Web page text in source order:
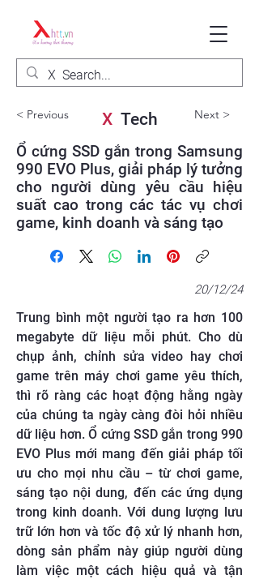
< Previous X Tech Next >
Ổ cứng SSD gắn trong Samsung
990 EVO Plus, giải pháp lý tưởng
cho người dùng yêu cầu hiệu
suất cao trong các tác vụ chơi
game, kinh doanh và sáng tạo
20/12/24
Trung bình một người tạo ra hơn 100
megabyte dữ liệu mỗi phút. Cho dù
chụp ảnh, chỉnh sửa video hay chơi
game trên máy chơi game yêu thích,
thì rõ ràng các hoạt động hằng ngày
của chúng ta ngày càng đòi hỏi nhiều
dữ liệu hơn. Ổ cứng SSD gắn trong 990
EVO Plus mới mang đến giải pháp tối
ưu cho mọi nhu cầu – từ chơi game,
sáng tạo nội dung, đến các ứng dụng
trong kinh doanh. Với dung lượng lưu
trữ lớn hơn và tốc độ xử lý nhanh hơn,
dòng sản phẩm này giúp người dùng
làm việc một cách hiệu quả và tận